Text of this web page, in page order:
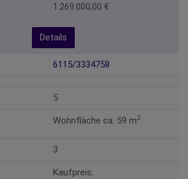
1.269.000,00 €
Details
6115/3334758
5
Wohnfläche ca. 59 m2
3
Kaufpreis: